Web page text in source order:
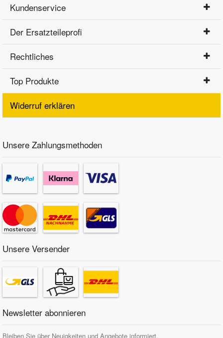
Kundenservice
Der Ersatzteileprofi
Rechtliches
Top Produkte
Widerruf erklären
Unsere Zahlungsmethoden
Unsere Versender
Newsletter abonnieren
Bleiben Sie über Neuigkeiten und Angebote informiert.